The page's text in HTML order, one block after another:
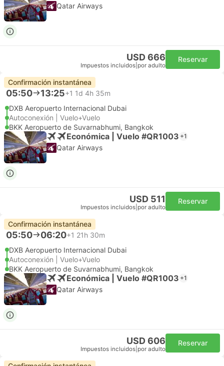
Qatar Airways
USD 666
Impuestos incluidos por adulto
Reservar
Confirmación instantánea
05:50 13:25+1 1d 4h 35m
DXB Aeropuerto Internacional Dubai
Autoconexión | Vuelo+Vuelo
BKK Aeropuerto de Suvarnabhumi, Bangkok
Económica | Vuelo #QR1003 +1
Qatar Airways
USD 511
Impuestos incluidos por adulto
Reservar
Confirmación instantánea
05:50 06:20+1 21h 30m
DXB Aeropuerto Internacional Dubai
Autoconexión | Vuelo+Vuelo
BKK Aeropuerto de Suvarnabhumi, Bangkok
Económica | Vuelo #QR1003 +1
Qatar Airways
USD 606
Impuestos incluidos por adulto
Reservar